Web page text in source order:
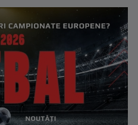
și finalele